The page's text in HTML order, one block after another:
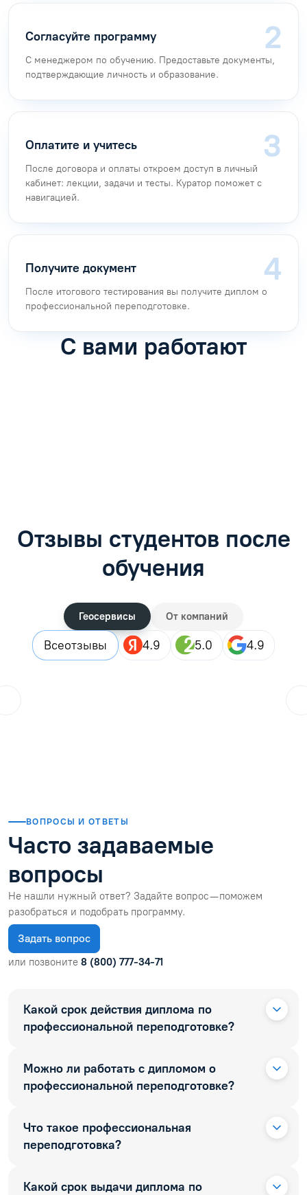
Согласуйте программу
С менеджером по обучению. Предоставьте документы,
подтверждающие личность и образование.
Оплатите и учитесь
После договора и оплаты откроем доступ в личный
кабинет: лекции, задачи и тесты. Куратор поможет с
навигацией.
Получите документ
После итогового тестирования вы получите диплом о
профессиональной переподготовке.
С вами работают
Отзывы студентов после
обучения
Геосервисы От компаний
Всеотзывы 4.9 5.0 4.9
ВОПРОСЫ И ОТВЕТЫ
Часто задаваемые
вопросы
Не нашли нужный ответ? Задайте вопрос — поможем
разобраться и подобрать программу.
Задать вопрос
или позвоните 8 (800) 777-34-71
Какой срок действия диплома по
профессиональной переподготовке?
Можно ли работать с дипломом о
профессиональной переподготовке?
Что такое профессиональная
переподготовка?
Какой срок выдачи диплома по